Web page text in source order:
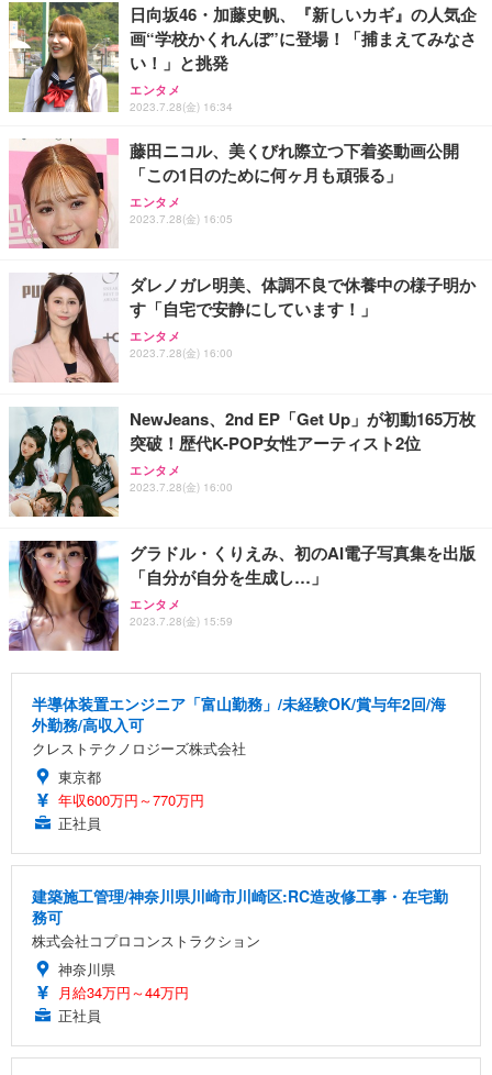
日向坂46・加藤史帆、『新しいカギ』の人気企
画“学校かくれんぼ”に登場！「捕まえてみなさ
い！」と挑発
エンタメ
2023.7.28(金) 16:34
藤田ニコル、美くびれ際立つ下着姿動画公開
「この1日のために何ヶ月も頑張る」
エンタメ
2023.7.28(金) 16:05
ダレノガレ明美、体調不良で休養中の様子明か
す「自宅で安静にしています！」
エンタメ
2023.7.28(金) 16:00
NewJeans、2nd EP「Get Up」が初動165万枚
突破！歴代K-POP女性アーティスト2位
エンタメ
2023.7.28(金) 16:00
グラドル・くりえみ、初のAI電子写真集を出版
「自分が自分を生成し…」
エンタメ
2023.7.28(金) 15:59
半導体装置エンジニア「富山勤務」/未経験OK/賞与年2回/海
外勤務/高収入可
クレストテクノロジーズ株式会社
東京都
年収600万円～770万円
正社員
建築施工管理/神奈川県川崎市川崎区:RC造改修工事・在宅勤
務可
株式会社コプロコンストラクション
神奈川県
月給34万円～44万円
正社員